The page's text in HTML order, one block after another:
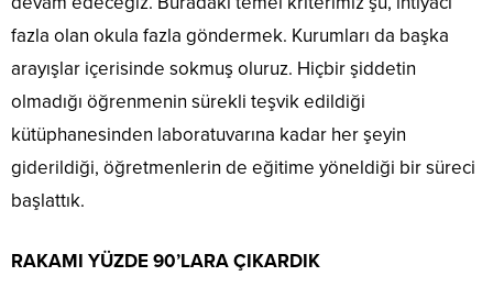
fazla olan okula fazla göndermek. Kurumları da başka
arayışlar içerisinde sokmuş oluruz. Hiçbir şiddetin
olmadığı öğrenmenin sürekli teşvik edildiği
kütüphanesinden laboratuvarına kadar her şeyin
giderildiği, öğretmenlerin de eğitime yöneldiği bir süreci
başlattık.
RAKAMI YÜZDE 90’LARA ÇIKARDIK